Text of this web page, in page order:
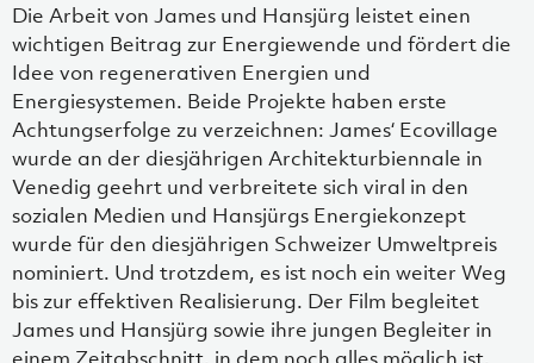
Die Arbeit von James und Hansjürg leistet einen
wichtigen Beitrag zur Energiewende und fördert die
Idee von regenerativen Energien und
Energiesystemen. Beide Projekte haben erste
Achtungserfolge zu verzeichnen: James‘ Ecovillage
wurde an der diesjährigen Architekturbiennale in
Venedig geehrt und verbreitete sich viral in den
sozialen Medien und Hansjürgs Energiekonzept
wurde für den diesjährigen Schweizer Umweltpreis
nominiert. Und trotzdem, es ist noch ein weiter Weg
bis zur effektiven Realisierung. Der Film begleitet
James und Hansjürg sowie ihre jungen Begleiter in